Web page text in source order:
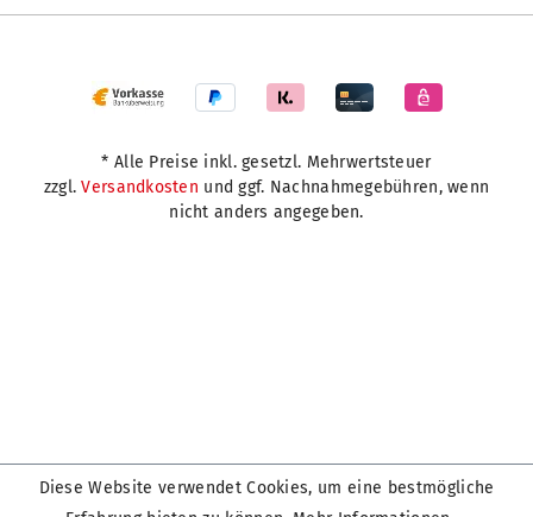
* Alle Preise inkl. gesetzl. Mehrwertsteuer
zzgl.Versandkosten und ggf. Nachnahmegebühren, wenn
nicht anders angegeben.
Diese Website verwendet Cookies, um eine bestmögliche